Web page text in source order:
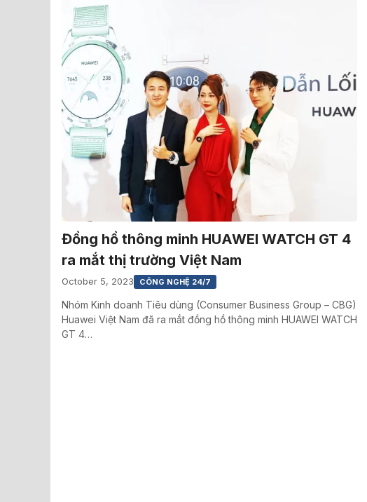
Đồng hồ thông minh HUAWEI WATCH GT 4
ra mắt thị trường Việt Nam
October 5, 2023 CÔNG NGHỆ 24/7
Nhóm Kinh doanh Tiêu dùng (Consumer Business Group – CBG)
Huawei Việt Nam đã ra mắt đồng hồ thông minh HUAWEI WATCH
GT 4…